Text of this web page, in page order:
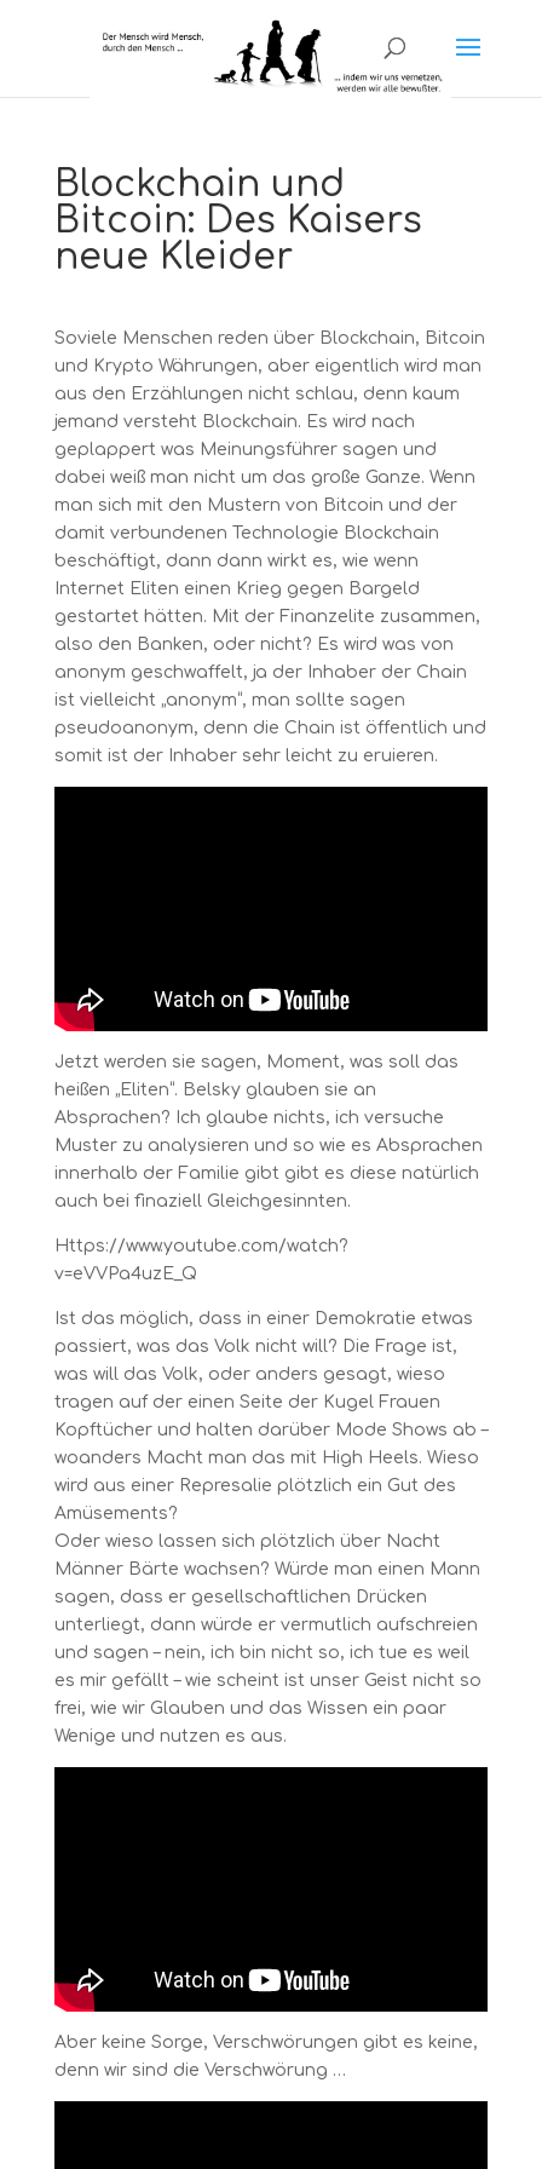
Blockchain und
Bitcoin: Des Kaisers
neue Kleider
Soviele Menschen reden über Blockchain, Bitcoin
und Krypto Währungen, aber eigentlich wird man
aus den Erzählungen nicht schlau, denn kaum
jemand versteht Blockchain. Es wird nach
geplappert was Meinungsführer sagen und
dabei weiß man nicht um das große Ganze. Wenn
man sich mit den Mustern von Bitcoin und der
damit verbundenen Technologie Blockchain
beschäftigt, dann dann wirkt es, wie wenn
Internet Eliten einen Krieg gegen Bargeld
gestartet hätten. Mit der Finanzelite zusammen,
also den Banken, oder nicht? Es wird was von
anonym geschwaffelt, ja der Inhaber der Chain
ist vielleicht „anonym“, man sollte sagen
pseudoanonym, denn die Chain ist öffentlich und
somit ist der Inhaber sehr leicht zu eruieren.
Jetzt werden sie sagen, Moment, was soll das
heißen „Eliten“. Belsky glauben sie an
Absprachen? Ich glaube nichts, ich versuche
Muster zu analysieren und so wie es Absprachen
innerhalb der Familie gibt gibt es diese natürlich
auch bei finaziell Gleichgesinnten.
Https://www.youtube.com/watch?
v=eVVPa4uzE_Q
Ist das möglich, dass in einer Demokratie etwas
passiert, was das Volk nicht will? Die Frage ist,
was will das Volk, oder anders gesagt, wieso
tragen auf der einen Seite der Kugel Frauen
Kopftücher und halten darüber Mode Shows ab –
woanders Macht man das mit High Heels. Wieso
wird aus einer Represalie plötzlich ein Gut des
Amüsements?
Oder wieso lassen sich plötzlich über Nacht
Männer Bärte wachsen? Würde man einen Mann
sagen, dass er gesellschaftlichen Drücken
unterliegt, dann würde er vermutlich aufschreien
und sagen – nein, ich bin nicht so, ich tue es weil
es mir gefällt – wie scheint ist unser Geist nicht so
frei, wie wir Glauben und das Wissen ein paar
Wenige und nutzen es aus.
Aber keine Sorge, Verschwörungen gibt es keine,
denn wir sind die Verschwörung …